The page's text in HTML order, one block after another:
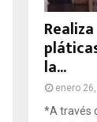
la...
enero
*A través